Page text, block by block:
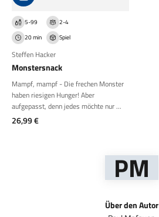
5-99
2-4
20 min
Spiel
Steffen Hacker
Monstersnack
Mampf, mampf - Die frechen Monster
haben riesigen Hunger! Aber
aufgepasst, denn jedes möchte nur ...
Angebot
26,99 €
PM
Über den Autor